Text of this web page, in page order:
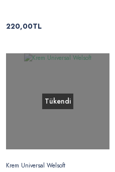
220,00TL
Tükendi
Krem Universal Welsoft